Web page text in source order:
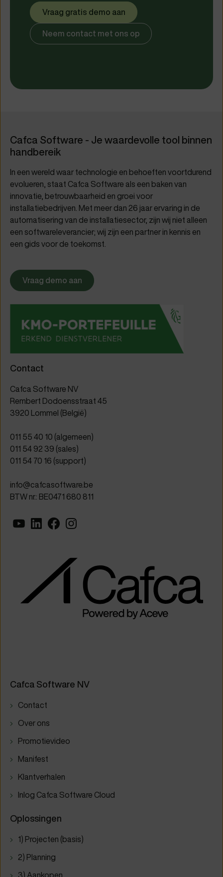
Vraag gratis demo aan
Neem contact met ons op
Cafca Software - Je waardevolle tool binnen
handbereik
In een wereld waar technologie en behoeften voortdurend
evolueren, staat Cafca Software als een baken van
innovatie, betrouwbaarheid en groei voor
installatiebedrijven. Met meer dan 26 jaar ervaring in de
automatisering van de installatiesector, zijn wij niet alleen
een softwareleverancier; wij zijn een partner in kennis en
een gids voor de toekomst.
Vraag demo aan
Contact
Cafca Software NV
Rembert Dodoensstraat 45
3920 Lommel (België)
011 55 40 10 (algemeen)
011 54 92 39 (sales)
011 54 70 16 (support)
info@cafcasoftware.be
BTW nr.: BE0471 680 811
Cafca Software NV
Contact
Over ons
Promotievideo
Manifest
Klantverhalen
Inlog Cafca Software Cloud
Oplossingen
1) Projecten (basis)
2) Planning